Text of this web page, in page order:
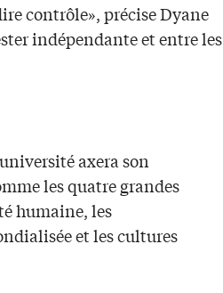
contrôle», précise Dyane
indépendante et entre les
axera son
les quatre grandes
humaine, les
et les cultures